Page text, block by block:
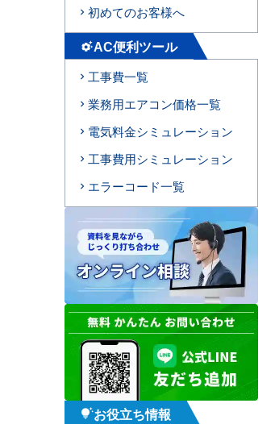
初めてのお客様へ
settings_suggestAC便利ツール
工事費一覧
業務用エアコン価格一覧
電気料金シミュレーション
工事費用シミュレーション
エラーコード一覧
tips_and_updatesお役立ち情報